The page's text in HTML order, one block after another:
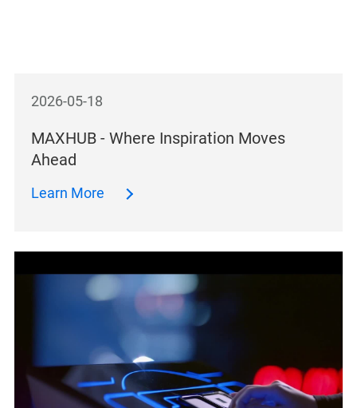
2026-05-18
MAXHUB - Where Inspiration Moves
Ahead
Learn More